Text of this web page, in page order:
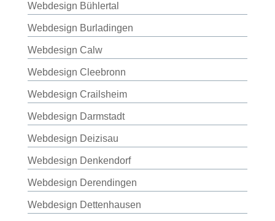
Webdesign Bühlertal
Webdesign Burladingen
Webdesign Calw
Webdesign Cleebronn
Webdesign Crailsheim
Webdesign Darmstadt
Webdesign Deizisau
Webdesign Denkendorf
Webdesign Derendingen
Webdesign Dettenhausen